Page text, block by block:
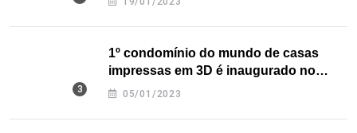
1º condomínio do mundo de casas
impressas em 3D é inaugurado no
Texas
05/01/2023